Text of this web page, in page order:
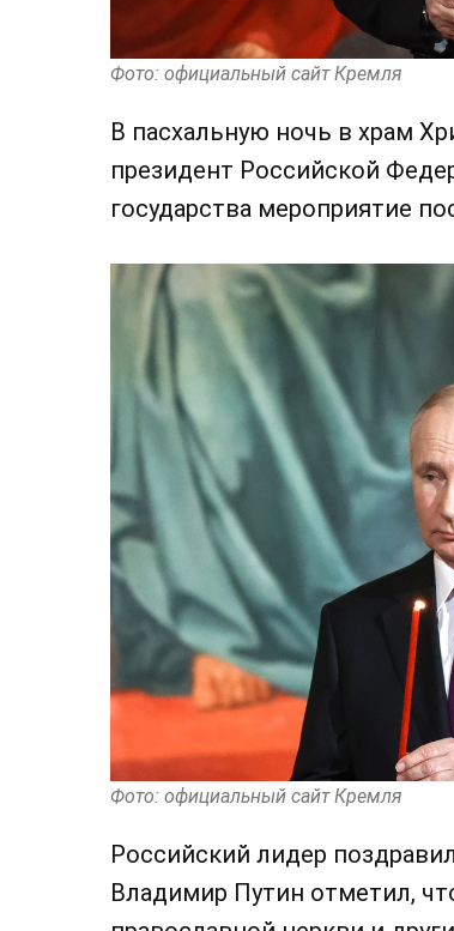
Фото: официальный сайт Кремля
В пасхальную ночь в храм
президент Российской
государства мероприятие
Фото: официальный сайт Кремля
Российский лидер
Владимир Путин отметил,